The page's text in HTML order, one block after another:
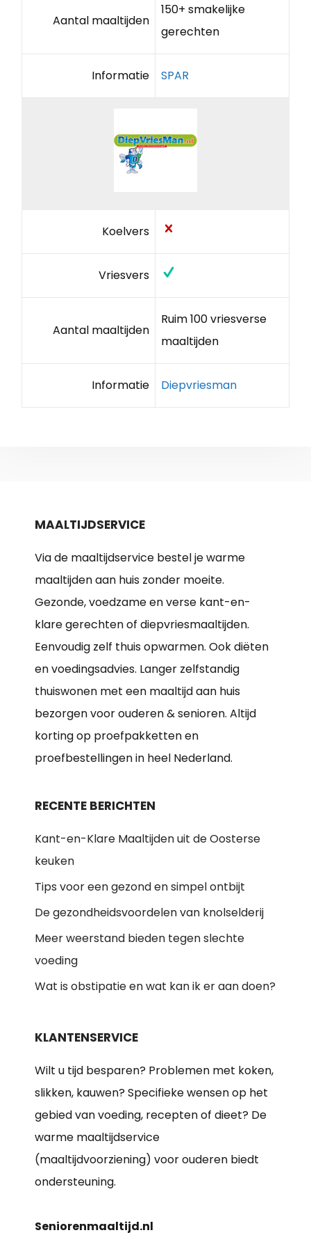
Aantal maaltijden
150+ smakelijke
gerechten
Informatie SPAR
Koelvers
Vriesvers
Aantal maaltijden
Ruim 100 vriesverse
maaltijden
Informatie Diepvriesman
MAALTIJDSERVICE
Via de maaltijdservice bestel je warme
maaltijden aan huis zonder moeite.
Gezonde, voedzame en verse kant-en-
klare gerechten of diepvriesmaaltijden.
Eenvoudig zelf thuis opwarmen. Ook diëten
en voedingsadvies. Langer zelfstandig
thuiswonen met een maaltijd aan huis
bezorgen voor ouderen & senioren. Altijd
korting op proefpakketten en
proefbestellingen in heel Nederland.
RECENTE BERICHTEN
Kant-en-Klare Maaltijden uit de Oosterse
keuken
Tips voor een gezond en simpel ontbijt
De gezondheidsvoordelen van knolselderij
Meer weerstand bieden tegen slechte
voeding
Wat is obstipatie en wat kan ik er aan doen?
KLANTENSERVICE
Wilt u tijd besparen? Problemen met koken,
slikken, kauwen? Specifieke wensen op het
gebied van voeding, recepten of dieet? De
warme maaltijdservice
(maaltijdvoorziening) voor ouderen biedt
ondersteuning.
Seniorenmaaltijd.nl